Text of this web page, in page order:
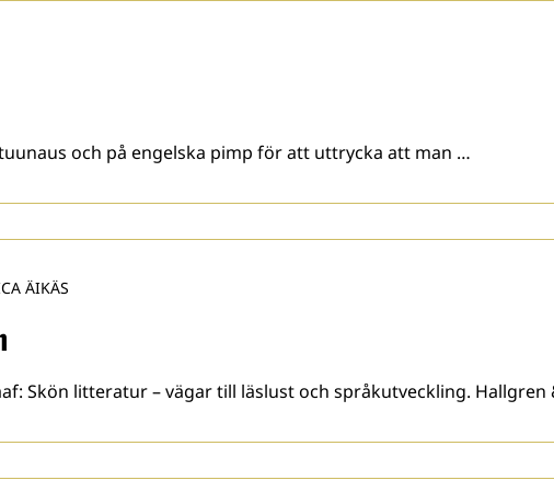
och på engelska pimp för att uttrycka att man …
ÄIKÄS
Skön litteratur – vägar till läslust och språkutveckling. Hallgren